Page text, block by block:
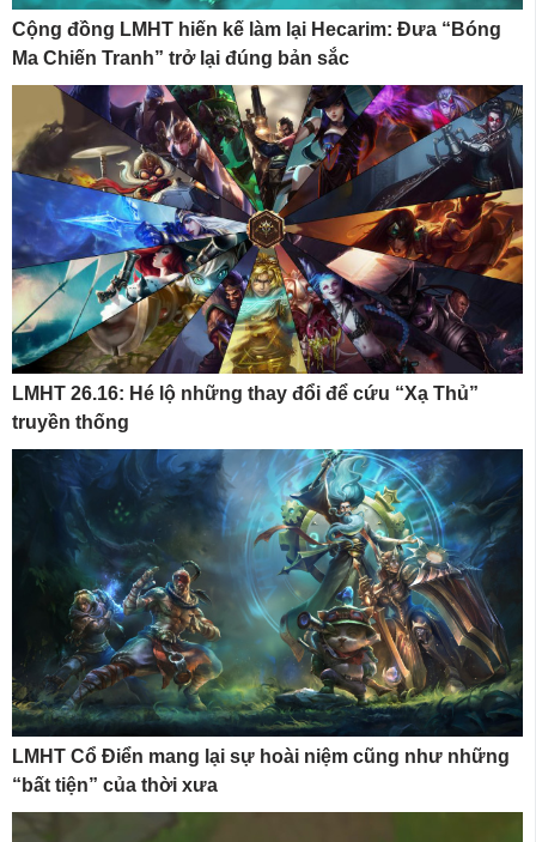
Cộng đồng LMHT hiến kế làm lại Hecarim: Đưa “Bóng
Ma Chiến Tranh” trở lại đúng bản sắc
LMHT 26.16: Hé lộ những thay đổi để cứu “Xạ Thủ”
truyền thống
LMHT Cổ Điển mang lại sự hoài niệm cũng như những
“bất tiện” của thời xưa